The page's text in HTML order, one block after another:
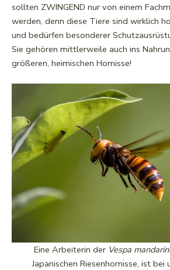
sollten ZWINGEND nur von einem
werden, denn diese Tiere sind wirklich
und bedürfen besonderer
Sie gehören mittlerweile auch ins
größeren, heimischen Hornisse!
Eine Arbeiterin der Vespa
Japanischen Riesenhornisse, ist bei